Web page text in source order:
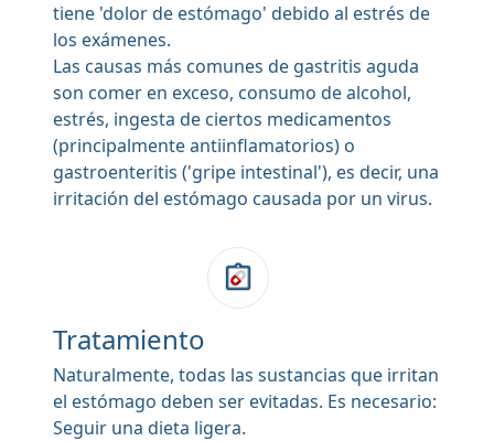
tiene 'dolor de estómago' debido al estrés de
los exámenes.
Las causas más comunes de gastritis aguda
son comer en exceso, consumo de alcohol,
estrés, ingesta de ciertos medicamentos
(principalmente antiinflamatorios) o
gastroenteritis ('gripe intestinal'), es decir, una
irritación del estómago causada por un virus.
Tratamiento
Naturalmente, todas las sustancias que irritan
el estómago deben ser evitadas. Es necesario:
Seguir una dieta ligera.